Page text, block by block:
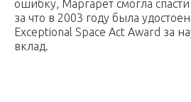
ошибку, Маргарет смогла
за что в 2003 году была
Exceptional Space Act Award за
вклад.